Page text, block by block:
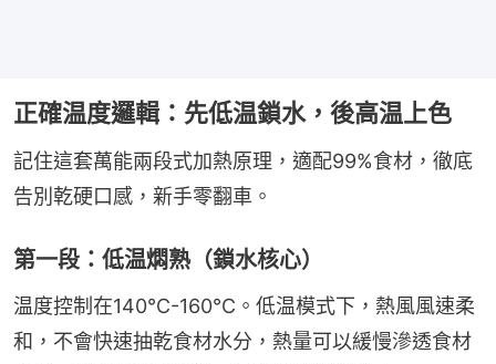
正確温度邏輯：先低温鎖水，後高温上色
記住這套萬能兩段式加熱原理，適配99%食材，徹底
告別乾硬口感，新手零翻車。
第一段：低温燜熟（鎖水核心）
温度控制在140℃-160℃。低温模式下，熱風風速柔
和，不會快速抽乾食材水分，熱量可以緩慢滲透食材